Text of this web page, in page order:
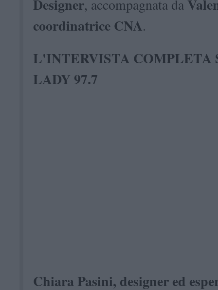
Designer, accompagnata da
coordinatrice CNA.
L'INTERVISTA COMPLETA
LADY 97.7
Chiara Pasini, designer ed